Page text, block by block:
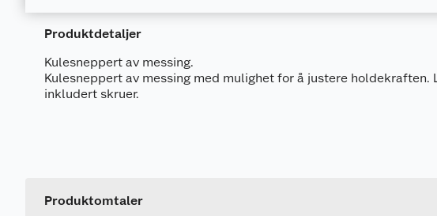
Produktdetaljer
Kulesneppert av messing.
Kulesneppert av messing med mulighet for å justere holdekraften.
inkludert skruer.
Produktomtaler
Leverandørens artikkelnummer